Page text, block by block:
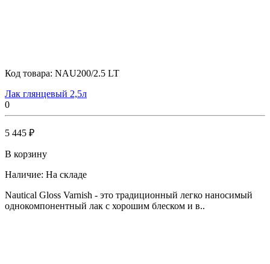
Код товара: NAU200/2.5 LT
Лак глянцевый 2,5л
0
5 445 ₽
В корзину
Наличие: На складе
Nautical Gloss Varnish - это традиционный легко наносимый
однокомпонентный лак с хорошим блеском и в..